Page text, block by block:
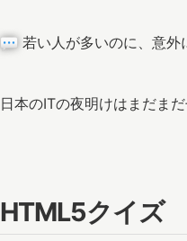
若い人が多いのに、意外
日本のITの夜明けはまだまだ
HTML5クイズ